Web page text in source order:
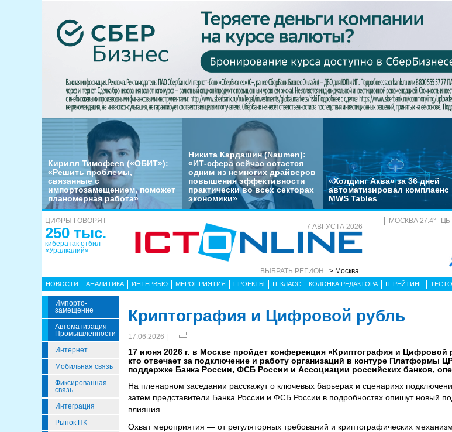
Кирилл Тимофеев («ОБИТ»):
«Решить проблемы,
связанные с
импортозамещением, поможет
планомерная работа»
Никита Кардашин (Naumen):
«ИТ-сфера сейчас остается
одним из немногих драйверов
повышения эффективности
практически во всех секторах
экономики»
«Холдинг Аква» за 36 дней
автоматизировал комплаенс
MWS Tables
ЦИФРЫ ГОВОРЯТ
250 тыс.
кибератак отбил
«Уралкалий»
7 АВГУСТА 2026
ВЫБРАТЬ РЕГИОН > Москва
МОСКВА 27.4° ЦБ
НОВОСТИ АНАЛИТИКА ИНТЕРВЬЮ МЕРОПРИЯТИЯ ПРОЕКТЫ IT КЛАСС КОЛОНКА РЕДАКТОРА IT РЕЙТИНГ
Импорто­
Замещение
Автоматизация
Промышленности
Интернет
Мобильная связь
Фиксированная
связь
Интеграция
Рынок ПК
Криптография и Цифровой рубль
17.06.2026 |
17 июня 2026 г. в Москве пройдет конференция «Криптография и
кто отвечает за подключение и работу организаций в контуре Платформы
поддержке Банка России, ФСБ России и Ассоциации российских банков,
На пленарном заседании расскажут о ключевых барьерах и сценариях
затем представители Банка России и ФСБ России в подробностях опишут новый
влияния.
Охват мероприятия — от регуляторных требований и криптографических